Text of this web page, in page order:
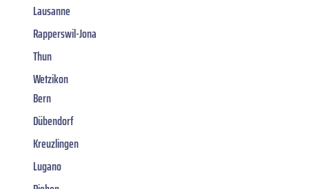
Lausanne
Rapperswil-Jona
Thun
Wetzikon
Bern
Dübendorf
Kreuzlingen
Lugano